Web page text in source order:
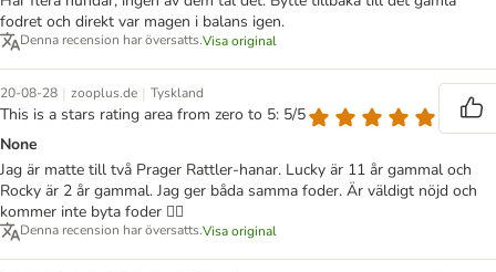
fodret och direkt var magen i balans igen.
Denna recension har översatts.Visa original
20-08-28 | zooplus.de | Tyskland
This is a stars rating area from zero to 5: 5/5
None
Jag är matte till två Prager Rattler-hanar. Lucky är 11 år gammal och
Rocky är 2 år gammal. Jag ger båda samma foder. Är väldigt nöjd och
kommer inte byta foder 👍🏻
Denna recension har översatts.Visa original